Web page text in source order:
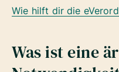
Wie hilft dir die
Was ist eine